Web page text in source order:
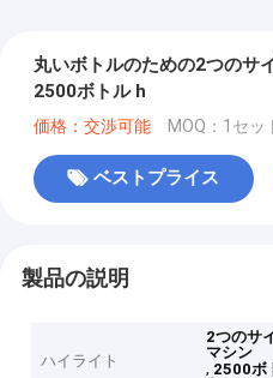
丸いボトルのための2つのサ
2500ボトル h
価格：交渉可能 MOQ：1セッ
ベストプライス
製品の説明
ハイライト
2つのサ
マシン
, 2500ボ